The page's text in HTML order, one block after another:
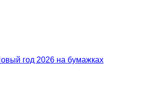
год 2026 на бумажках